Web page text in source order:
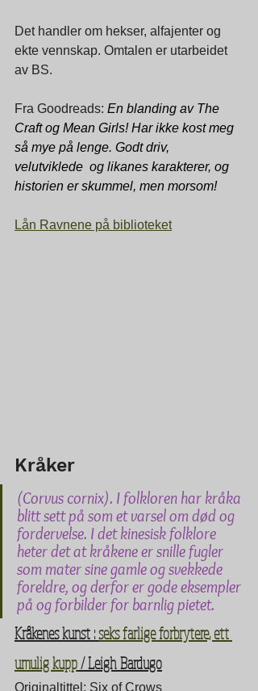
Det handler om hekser, alfajenter og
ekte vennskap. Omtalen er utarbeidet
av BS.
Fra Goodreads: En blanding av The
Craft og Mean Girls! Har ikke kost meg
så mye på lenge. Godt driv,
velutviklede  og likanes karakterer, og
historien er skummel, men morsom!
Lån Ravnene på biblioteket
Kråker
(Corvus cornix). I folkloren har kråka
blitt sett på som et varsel om død og
fordervelse. I det kinesisk folklore
heter det at kråkene er snille fugler
som mater sine gamle og svekkede
foreldre, og derfor er gode eksempler
på og forbilder for barnlig pietet.
Kråkenes kunst : seks farlige forbrytere, ett
umulig kupp / Leigh Bardugo
Originaltittel: Six of Crows